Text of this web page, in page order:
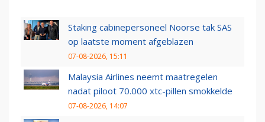
Staking cabinepersoneel Noorse tak SAS
op laatste moment afgeblazen
07-08-2026, 15:11
Malaysia Airlines neemt maatregelen
nadat piloot 70.000 xtc-pillen smokkelde
07-08-2026, 14:07